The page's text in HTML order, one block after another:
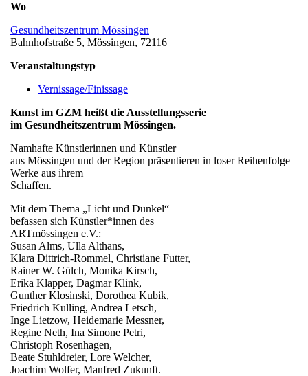
Wo
Gesundheitszentrum Mössingen
Bahnhofstraße 5, Mössingen, 72116
Veranstaltungstyp
Vernissage/Finissage
Kunst im GZM heißt die Ausstellungsserie
im Gesundheitszentrum Mössingen.
Namhafte Künstlerinnen und Künstler
aus Mössingen und der Region präsentieren in loser Reihenfolge
Werke aus ihrem
Schaffen.
Mit dem Thema „Licht und Dunkel“
befassen sich Künstler*innen des
ARTmössingen e.V.:
Susan Alms, Ulla Althans,
Klara Dittrich-Rommel, Christiane Futter,
Rainer W. Gülch, Monika Kirsch,
Erika Klapper, Dagmar Klink,
Gunther Klosinski, Dorothea Kubik,
Friedrich Kulling, Andrea Letsch,
Inge Lietzow, Heidemarie Messner,
Regine Neth, Ina Simone Petri,
Christoph Rosenhagen,
Beate Stuhldreier, Lore Welcher,
Joachim Wolfer, Manfred Zukunft.